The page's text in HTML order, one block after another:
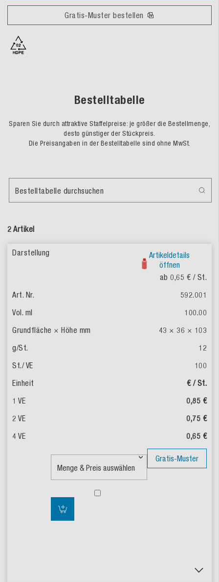
Gratis-Muster bestellen
Bestelltabelle
Sparen Sie durch attraktive Staffelpreise: je größer die Bestellmenge,
desto günstiger der Stückpreis.
Die Preisangaben in der Bestelltabelle sind ohne MwSt.
2 Artikel
Bestelltabelle durchsuchen
Artikeldetails
öffnen
ab 0,65 € / St.
592.001
100.00
43 × 36 × 103
12
100
€ / St.
0,85 €
0,75 €
0,65 €
Gratis-Muster